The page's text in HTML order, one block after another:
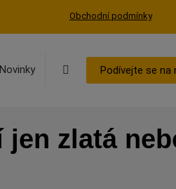
Obchodní podmínky
Novinky VyhledáváníPodívejte se na
zlatá